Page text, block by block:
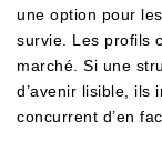
une option pour
survie. Les profils
marché. Si une
d’avenir lisible, ils
concurrent d’en